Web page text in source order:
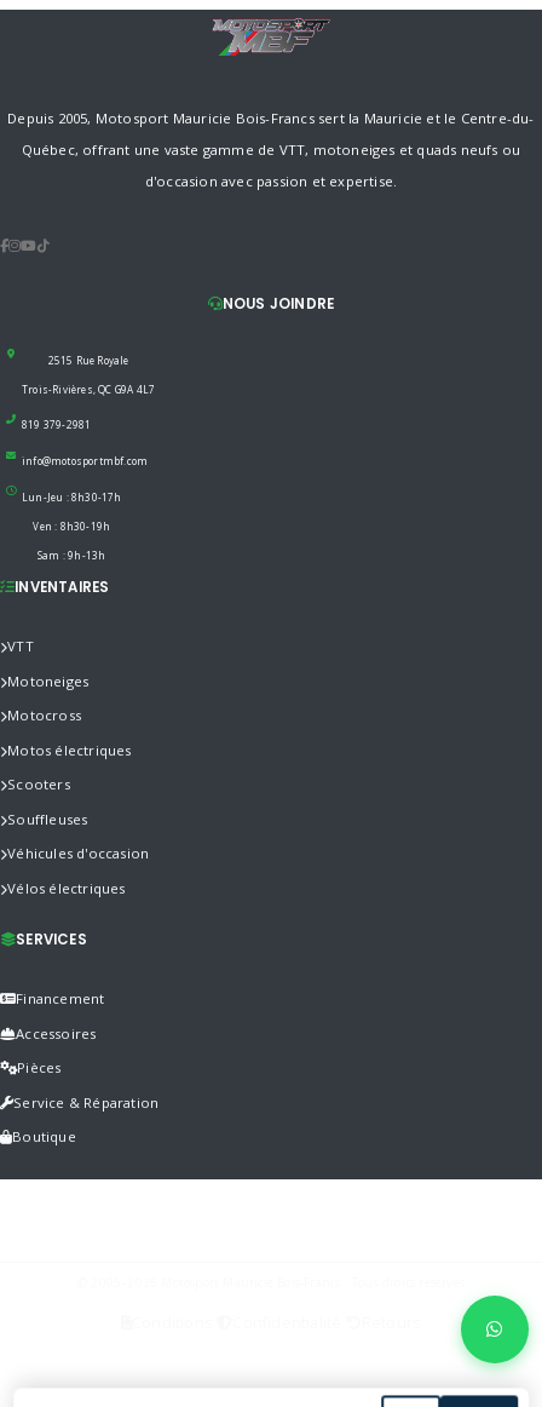
Depuis 2005, Motosport Mauricie Bois-Francs sert la Mauricie et le Centre-du-
Québec, offrant une vaste gamme de VTT, motoneiges et quads neufs ou
d'occasion avec passion et expertise.
NOUS JOINDRE
2515 Rue Royale
Trois-Rivières, QC G9A 4L7
819 379-2981
info@motosportmbf.com
Lun-Jeu : 8h30-17h
Ven : 8h30-19h
Sam : 9h-13h
INVENTAIRES
VTT
Motoneiges
Motocross
Motos électriques
Scooters
Souffleuses
Véhicules d'occasion
Vélos électriques
SERVICES
Financement
Accessoires
Pièces
Service & Réparation
Boutique